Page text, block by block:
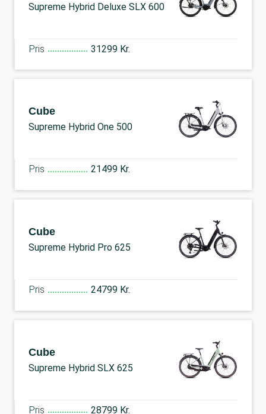
Supreme Hybrid Deluxe SLX 600
Pris 31299 Kr.
Cube
Supreme Hybrid One 500
Pris 21499 Kr.
Cube
Supreme Hybrid Pro 625
Pris 24799 Kr.
Cube
Supreme Hybrid SLX 625
Pris 28799 Kr.